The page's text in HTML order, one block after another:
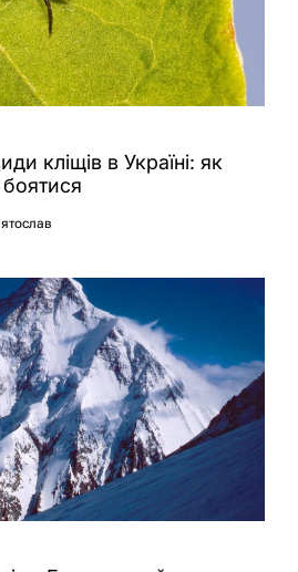
кліщів в Україні: як
боятися